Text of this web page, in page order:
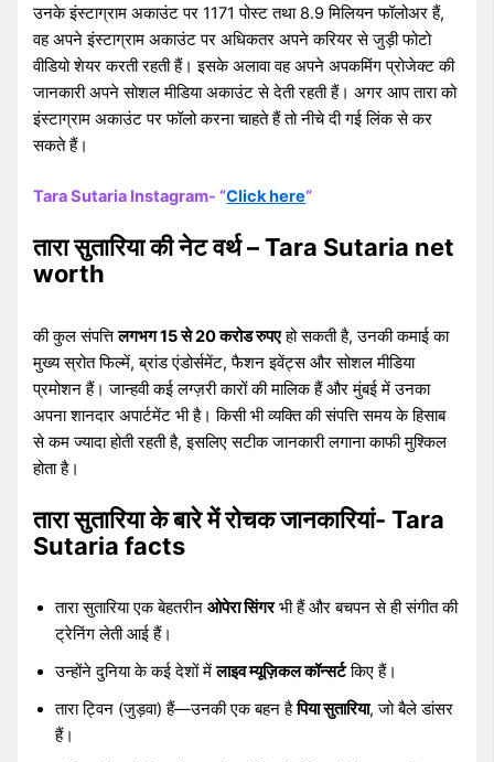
उनके इंस्टाग्राम अकाउंट पर 1171 पोस्ट तथा 8.9 मिलियन फॉलोअर हैं,
वह अपने इंस्टाग्राम अकाउंट पर अधिकतर अपने करियर से जुड़ी फोटो
वीडियो शेयर करती रहती हैं। इसके अलावा वह अपने अपकमिंग प्रोजेक्ट की
जानकारी अपने सोशल मीडिया अकाउंट से देती रहती हैं। अगर आप तारा को
इंस्टाग्राम अकाउंट पर फॉलो करना चाहते हैं तो नीचे दी गई लिंक से कर
सकते हैं।
Tara Sutaria Instagram- “Click here“
तारा सुतारिया की नेट वर्थ – Tara Sutaria net
worth
की कुल संपत्तिलगभग 15 से 20 करोड रुपएहो सकती है, उनकी कमाई का
मुख्य स्रोत फिल्में, ब्रांड एंडोर्समेंट, फैशन इवेंट्स और सोशल मीडिया
प्रमोशन हैं। जान्हवी कई लग्ज़री कारों की मालिक हैं और मुंबई में उनका
अपना शानदार अपार्टमेंट भी है। किसी भी व्यक्ति की संपत्ति समय के हिसाब
से कम ज्यादा होती रहती है, इसलिए सटीक जानकारी लगाना काफी मुश्किल
होता है।
तारा सुतारिया के बारे में रोचक जानकारियां- Tara
Sutaria facts
तारा सुतारिया एक बेहतरीनओपेरा सिंगरभी हैं और बचपन से ही संगीत की
ट्रेनिंग लेती आई हैं।
उन्होंने दुनिया के कई देशों मेंलाइव म्यूज़िकल कॉन्सर्टकिए हैं।
तारा ट्विन (जुड़वा) हैं—उनकी एक बहन हैपिया सुतारिया, जो बैले डांसर
हैं।